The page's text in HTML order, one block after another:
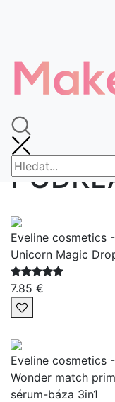
Kontakt
Instagram
Domov/
Eveline cosmetics -
Unicorn Magic
7.85 €
Eveline cosmetics -
Wonder match
sérum-báza 3in1